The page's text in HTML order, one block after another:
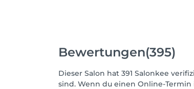
Bewertungen(395)
Dieser Salon hat 391 Salonkee
sind. Wenn du einen Online-